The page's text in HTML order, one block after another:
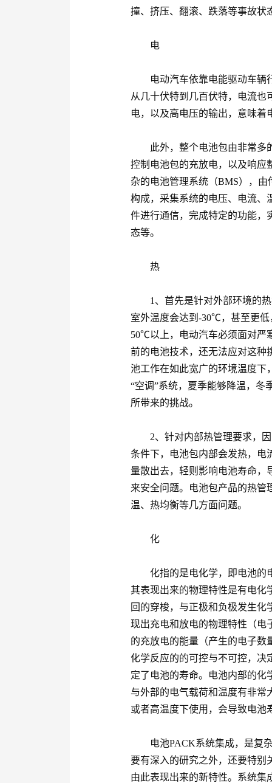
撞、挤压、翻滚、跌落等事故状
电
电动汽车依靠电能驱动车辆
从几十伏特到几百伏特，电流
电，以及高电压的输出，意味着
此外，整个电池包由非常多
控制电池包的充放电，以及响应
杂的电池管理系统（BMS），
构成，采集系统的电压、电流、
件进行通信，完成特定的功能，
态等。
热
1、首先是针对外部环境的热
室外温度会达到-30℃，甚至更
50℃以上，电动汽车必须面对严
前的电池技术，还无法应对这种
池工作在如此宽广的环境温度下
“空调”系统，夏季能够降温，冬
所带来的挑战。
2、针对内部热管理要求，因
条件下，电池包内部会发热，电
量散出去，轻则影响电池寿命，
来安全问题。电池包产品的热管
温、热均衡等几方面问题。
化
化指的是电化学，即电池的
其表现出来的物理特性是有电化
回的穿梭，与正极和负极发生
现出充电和放电的物理特性（电
的充放电的能量（产生的电子数
化学反应的的可控与不可控，决
定了电池的寿命。电池内部的化
与外部的电气载荷和温度有非常
或者高温度下使用，会导致电池
电池PACK系统集成，是复杂
要有深入的研究之外，还要特别
由此表现出来的新特性。系统集